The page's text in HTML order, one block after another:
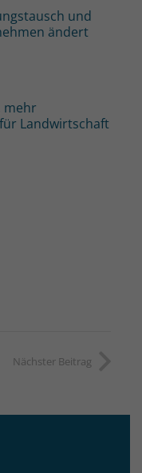
und
ändert
mehr
Landwirtschaft
Nächster Beitrag